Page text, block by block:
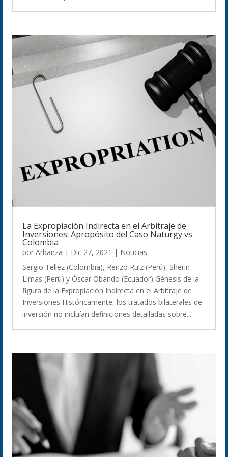
La Expropiación Indirecta en el Arbitraje de
Inversiones: Apropósito del Caso Naturgy vs
Colombia
por Arbanza | Dic 27, 2021 | Noticias
Sergio Tellez (Colombia), Renzo Ruiz (Perú), Sherin
Limas (Perú) y Óscar Obando (Ecuador) Génesis de la
figura de la Expropiación Indirecta en el Arbitraje de
Inversiones Históricamente, los tratados bilaterales de
inversión no incluían definiciones detalladas sobre...